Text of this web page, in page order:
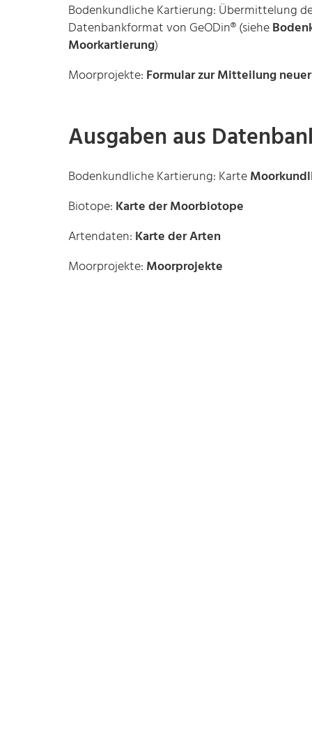
Bodenkundliche Kartierung: Übermittelung
Datenbankformat von GeODin® (siehe
Moorkartierung)
Moorprojekte: Formular zur Mitteilung
Ausgaben aus
Bodenkundliche Kartierung: Karte
Biotope: Karte der Moorbiotope
Artendaten: Karte der Arten
Moorprojekte: Moorprojekte